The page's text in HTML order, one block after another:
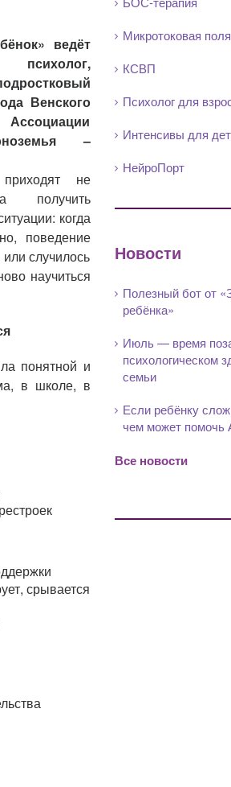
ведёт
Венского
–
не
получить
когда
поведение
случилось
научиться
понятной и
в школе, в
срывается
Микротоковая
КСВП
Психолог для
Интенсивы для
НейроПорт
Новости
Полезный бот от
ребёнка»
Июль — время
психологическом
семьи
Если ребёнку
чем может помочь
Все новости